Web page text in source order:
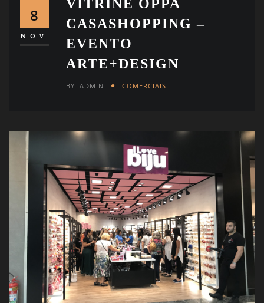
8
NOV
VITRINE OPPA
CASASHOPPING –
EVENTO
ARTE+DESIGN
BY ADMIN COMERCIAIS